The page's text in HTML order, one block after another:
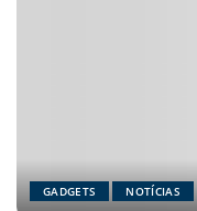
GADGETS NOTÍCIAS